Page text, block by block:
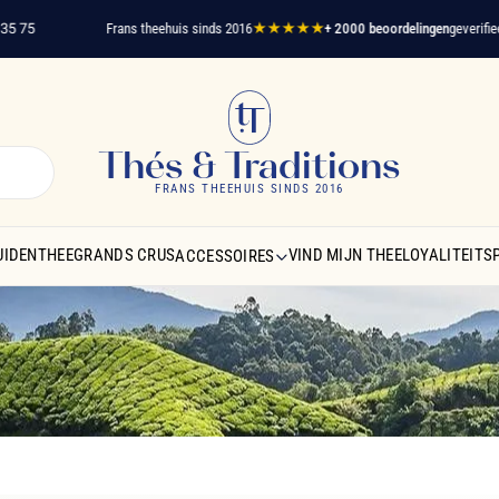
Frans theehuis sinds 2016★★★★★+ 2000 beoordelingengeverifieerde
Thés & Traditions
FRANS THEEHUIS SINDS 2016
GRANDS CRUSACCESSOIRES VIND MIJN THEE